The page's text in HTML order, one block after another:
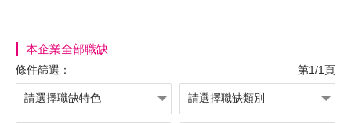
本企業全部職缺
條件篩選： 第1/1頁